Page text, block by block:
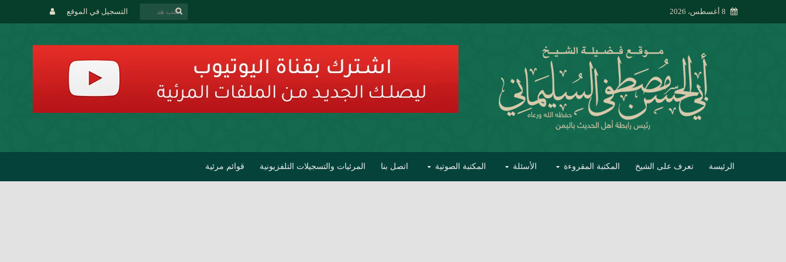
التسجيل في الموقع 8 أغسطس، 2026
الرئيسة تعرف على الشيخ المكتبة المقروءة الأسئلة المكتبة الصوتية اتصل بنا المرئيات والتسجيلات التلفزيونية قوائم مرئية